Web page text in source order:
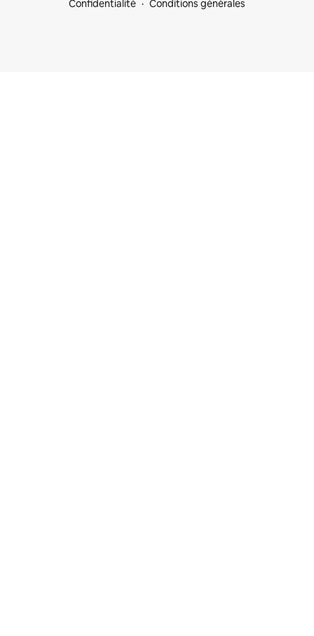
Confidentialité Conditions générales